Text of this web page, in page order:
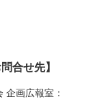
合せ先】
企画広報室：